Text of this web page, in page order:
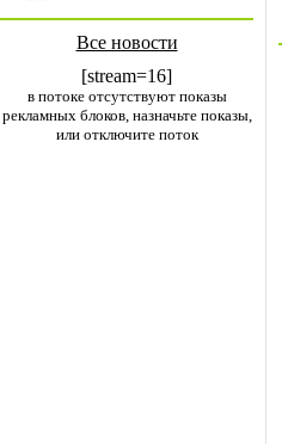
Все новости
[stream=16]
в потоке отсутствуют показы
рекламных блоков, назначьте показы,
или отключите поток